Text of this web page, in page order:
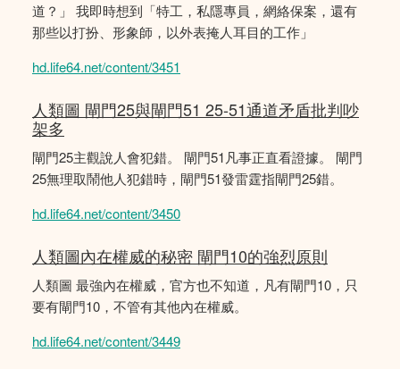
道？」 我即時想到「特工，私隱專員，網絡保案，還有
那些以打扮、形象師，以外表掩人耳目的工作」
hd.life64.net/content/3451
人類圖 閘門25與閘門51 25-51通道矛盾批判吵
架多
閘門25主觀說人會犯錯。 閘門51凡事正直看證據。 閘門
25無理取鬧他人犯錯時，閘門51發雷霆指閘門25錯。
hd.life64.net/content/3450
人類圖內在權威的秘密 閘門10的強烈原則
人類圖 最強內在權威，官方也不知道，凡有閘門10，只
要有閘門10，不管有其他內在權威。
hd.life64.net/content/3449